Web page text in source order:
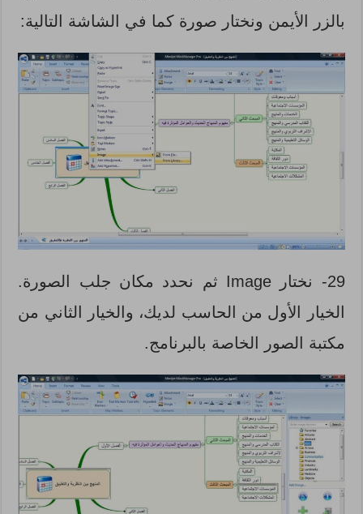
بالزر الأيمن ونختار صورة كما في الشاشة التالية:
29-
نختار Image ثم نحدد مكان جلب الصورة.
الخيار الأول من الحاسب لديك، والخيار الثاني من
مكتبة الصور الخاصة بالبرنامج.